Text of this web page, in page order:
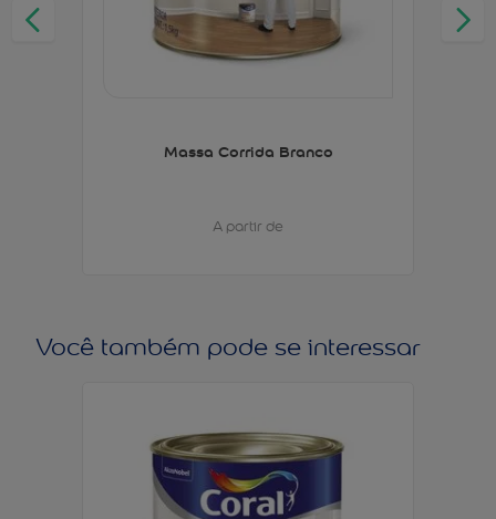
Massa Corrida Branco
A partir de
Você também pode se interessar